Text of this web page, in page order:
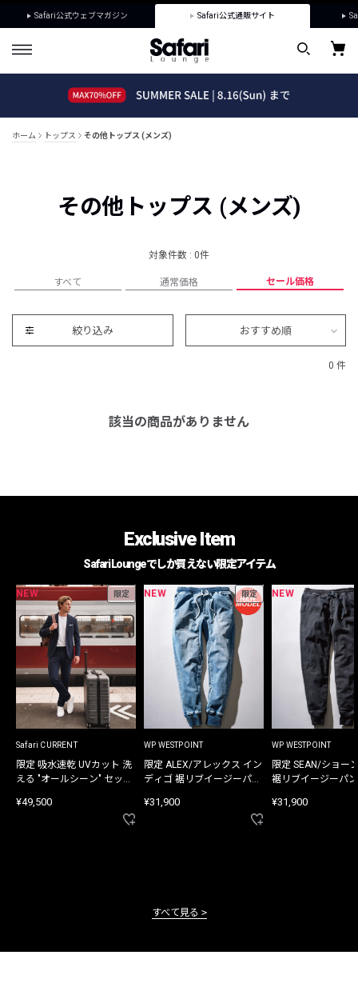
Safari公式ウェブマガジン Safari公式通販サイト
ホーム トップス その他トップス (メンズ)
その他トップス (メンズ)
対象件数 : 0件
すべて 通常価格 セール価格
絞り込み おすすめ順
0 件
該当の商品がありません
Exclusive Item
Safari Loungeでしか買えない限定アイテム
NEW 限定
Safari CURRENT
限定 吸水速乾 UVカット 洗
える "オールシーン" セット
¥49,500
NEW 限定
WP WESTPOINT
限定 ALEX/アレックス イン
ディゴ 裾リブイージーパン
¥31,900
NEW
WP WESTPOINT
限定 SEAN/ショー
裾リブイージーパ
¥31,900
すべて見る